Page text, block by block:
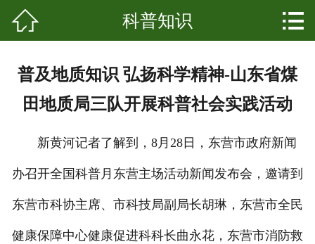
科普知识
发展起源
 科普知识 
普及地质知识 弘扬科学精神-山东省煤
田地质局三队开展科普社会实践活动
新黄河记者了解到，8月28日，东营市政府新闻
办召开全国科普月东营主场活动新闻发布会，邀请到
东营市科协主席、市科技局副局长胡琳，东营市全民
健康保障中心健康促进科科长曲永花，东营市消防救